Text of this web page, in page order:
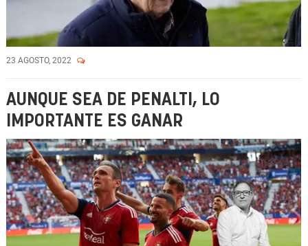
23 AGOSTO, 2022
AUNQUE SEA DE PENALTI, LO
IMPORTANTE ES GANAR